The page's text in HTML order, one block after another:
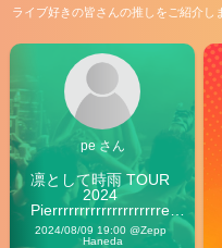
ライブ好きの皆さんの推しをご紹介し
pe さん
凛として時雨 TOUR
2024
Pierrrrrrrrrrrrrrrrrrrre
Vibes
2024/08/09 19:00 @Zepp
Haneda